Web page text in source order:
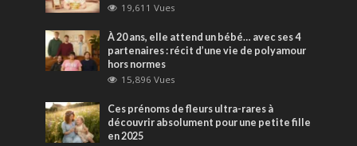
19,611 Vues
À 20 ans, elle attend un bébé… avec ses 4
partenaires : récit d’une vie de polyamour
hors normes
15,896 Vues
Ces prénoms de fleurs ultra-rares à
découvrir absolument pour une petite fille
en 2025